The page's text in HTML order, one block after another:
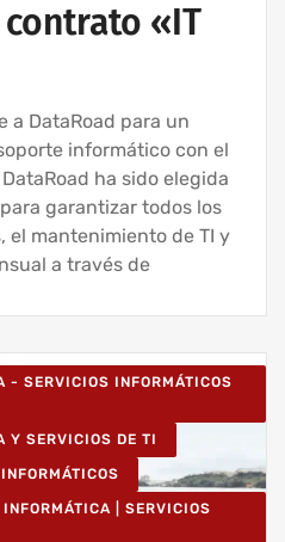
«IT
a DataRoad para un
informático con el
ha sido elegida
garantizar todos los
el mantenimiento de TI y
a través de
- SERVICIOS INFORMÁTICOS
Y SERVICIOS DE TI
| SERVICIOS